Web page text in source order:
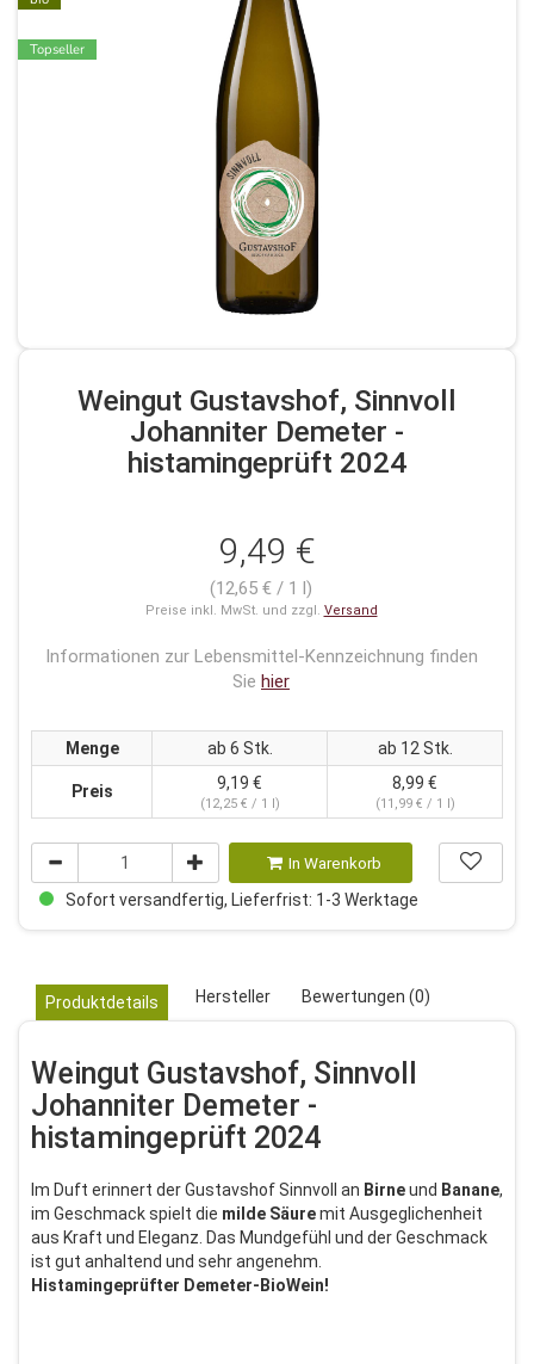
Topseller
Weingut Gustavshof, Sinnvoll
Johanniter Demeter -
histamingeprüft 2024
9,49 €
(12,65 € / 1 l)
Preise inkl. MwSt. und zzgl. Versand
Informationen zur Lebensmittel-Kennzeichnung finden
Sie hier
Menge ab 6 Stk. ab 12 Stk.
Preis 9,19 €
(12,25 € / 1 l)
8,99 €
(11,99 € / 1 l)
In Warenkorb
Sofort versandfertig, Lieferfrist: 1-3 Werktage
Produktdetails Hersteller Bewertungen (0)
Weingut Gustavshof, Sinnvoll
Johanniter Demeter -
histamingeprüft 2024
Im Duft erinnert der Gustavshof Sinnvoll an Birneund Banane,
im Geschmack spielt die milde Säuremit Ausgeglichenheit
aus Kraft und Eleganz. Das Mundgefühl und der Geschmack
ist gut anhaltend und sehr angenehm.
Histamingeprüfter Demeter-BioWein!